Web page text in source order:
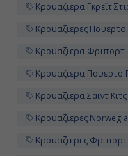
Κρουαζιερα Γκρεϊτ
Κρουαζιερες
Κρουαζιερα Φριπορτ
Κρουαζιερα Πουερτο
Κρουαζιερα Σαιντ Κιτς
Κρουαζιερες
Κρουαζιερες